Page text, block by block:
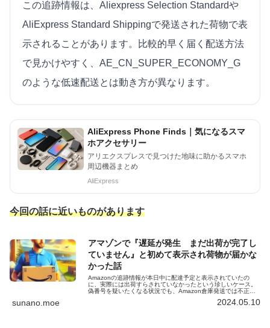
この追跡情報は、Aliexpress Selection Standardや
AliExpress Standard Shippingで発送された荷物で表
示されることがあります。比較的早く届く配送方法
で見かけやすく、AE_CN_SUPER_ECONOMY_G
のような低速配送とは動き方が異なります。
AliExpress Phone Finds｜気になるスマ
ホアクセサリー
アリエクスプレスで見つけた地味に助かるスマホ
周辺機器まとめ
AliExpress
今回の話に近いものがあります
アマゾンで『遅延が発生 まだ出荷が完了し
ていません』と初めて表示され荷物が届かな
かった話
Amazonの追跡情報が本日中に配達予定と表示されていたの
に、実際には出荷すらされていなかったという珍しいケース。
偽番号を疑いたくなる状況でも、Amazon倉庫発送では不正は
sunano.moe 2024.05.10